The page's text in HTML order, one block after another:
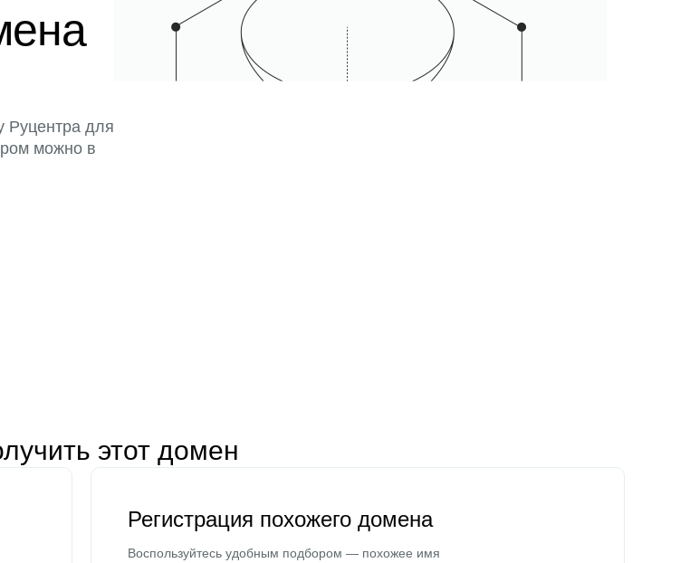
Руцентра для
можно в
этот домен
Регистрация похожего домена
Воспользуйтесь удобным подбором — похожее имя